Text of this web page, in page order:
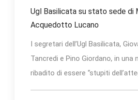
Ugl Basilicata su stato sede di
Acquedotto Lucano
I segretari dell’Ugl Basilicata,
Tancredi e Pino Giordano, in una
ribadito di essere “stupiti